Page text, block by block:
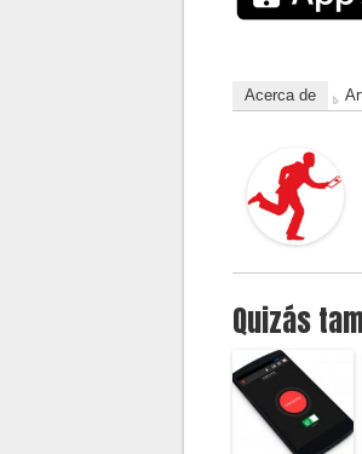
Acerca de
Quizás